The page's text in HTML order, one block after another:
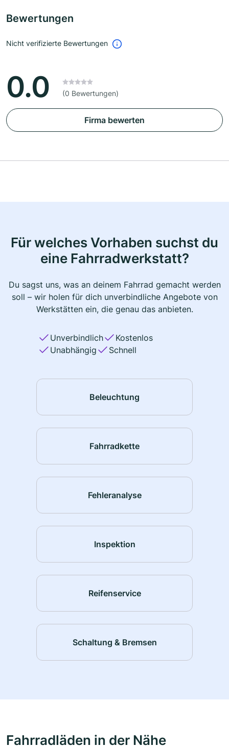
Bewertungen
Nicht verifizierte Bewertungen
0.0 (0 Bewertungen)
Firma bewerten
Für welches Vorhaben suchst du
eine Fahrradwerkstatt?
Du sagst uns, was an deinem Fahrrad gemacht werden
soll – wir holen für dich unverbindliche Angebote von
Werkstätten ein, die genau das anbieten.
Unverbindlich
Kostenlos
Unabhängig
Schnell
Beleuchtung
Fahrradkette
Fehleranalyse
Inspektion
Reifenservice
Schaltung & Bremsen
Fahrradläden in der Nähe